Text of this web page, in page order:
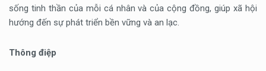
sống tinh thần của mỗi cá nhân và của cộng đồng, giúp xã hội
hướng đến sự phát triển bền vững và an lạc.
Thông điệp